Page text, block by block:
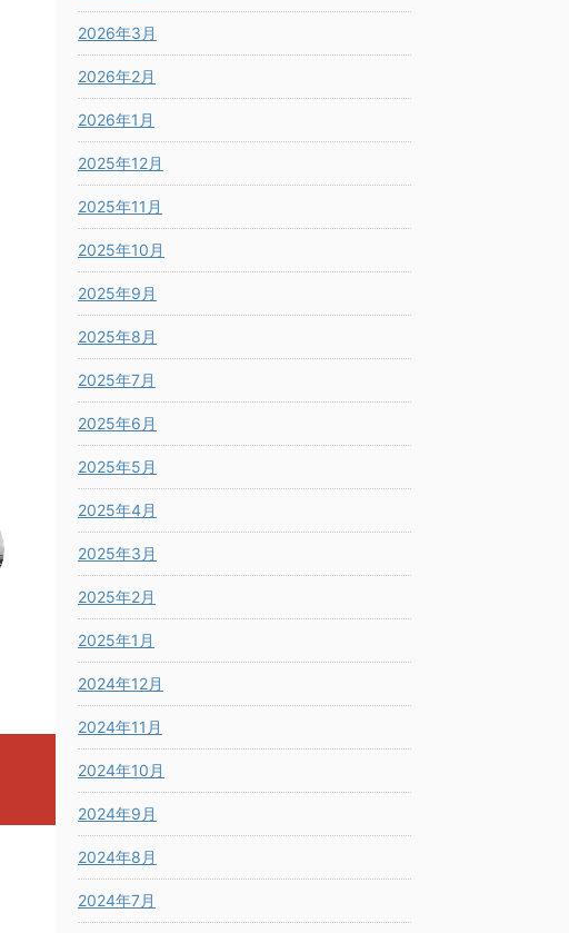
2026年3月
2026年2月
2026年1月
2025年12月
2025年11月
2025年10月
2025年9月
2025年8月
2025年7月
2025年6月
2025年5月
2025年4月
2025年3月
2025年2月
2025年1月
2024年12月
2024年11月
2024年10月
2024年9月
2024年8月
2024年7月